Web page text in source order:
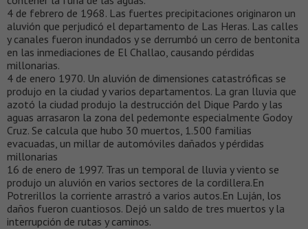
4 de febrero de 1968. Las fuertes precipitaciones originaron un
aluvión que perjudicó el departamento de Las Heras. Las calles
y canales fueron inundados y se derrumbó un cerro de bentonita
en las inmediaciones de El Challao, causando pérdidas
millonarias.
4 de enero 1970. Un aluvión de dimensiones catastróficas se
produjo en la ciudad y varios departamentos. La gran lluvia que
azotó la ciudad produjo la destrucción del Dique Pardo y las
aguas arrasaron la zona del pedemonte especialmente Godoy
Cruz. Se calcula que hubo 30 muertos, 1.500 familias
evacuadas, un millar de automóviles dañados y pérdidas
millonarias
16 de enero de 1997. Tras un temporal de lluvia y viento se
produjo un aluvión en varios sectores de la cordillera.En
Potrerillos la corriente arrastró a varios autos.En Luján, los
daños fueron cuantiosos. Dejó un saldo de tres muertos y la
interrupción de rutas y caminos.